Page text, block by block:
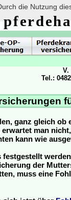
die Nutzung
ganz gleich ob
erwartet man
kann wie
festgestellt
der
muss eine
V.
Tel.: